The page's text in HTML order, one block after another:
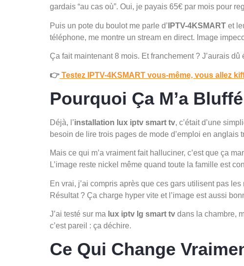
gardais “au cas où”. Oui, je payais 65€ par mois pour
Puis un pote du boulot me parle d’ IPTV-4KSMART et
téléphone, me montre un stream en direct. Image
Ça fait maintenant 8 mois. Et franchement ? J’aurais
👉 Testez IPTV-4KSMART vous-même, vous allez
Pourquoi Ça M’a
Déjà, l’installation lux iptv smart tv, c’était d’une
besoin de lire trois pages de mode d’emploi en anglais
Mais ce qui m’a vraiment fait halluciner, c’est que ça
L’image reste nickel même quand toute la famille est
En vrai, j’ai compris après que ces gars utilisent pas
Résultat ? Ça charge hyper vite et l’image est aussi
J’ai testé sur ma lux iptv lg smart tv dans la chambre,
c’est pareil : ça déchire.
Ce Qui Change